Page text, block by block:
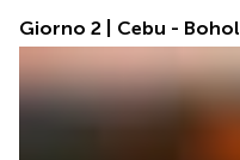
Giorno 2 | Cebu - Bohol